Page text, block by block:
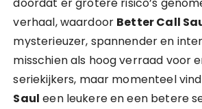
verhaal, waardoor Better Call
mysterieuzer, spannender en
misschien als hoog verraad voor
seriekijkers, maar momenteel
Saul een leukere en een betere